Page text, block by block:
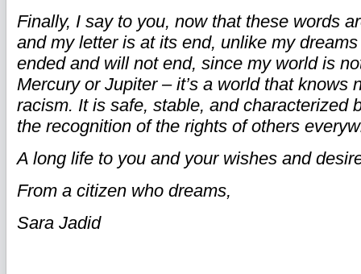
Finally, I say to you, now that these words
and my letter is at its end, unlike my
ended and will not end, since my world is
Mercury or Jupiter – it’s a world that knows
racism. It is safe, stable, and characterized
the recognition of the rights of others
A long life to you and your wishes and
From a citizen who dreams,
Sara Jadid